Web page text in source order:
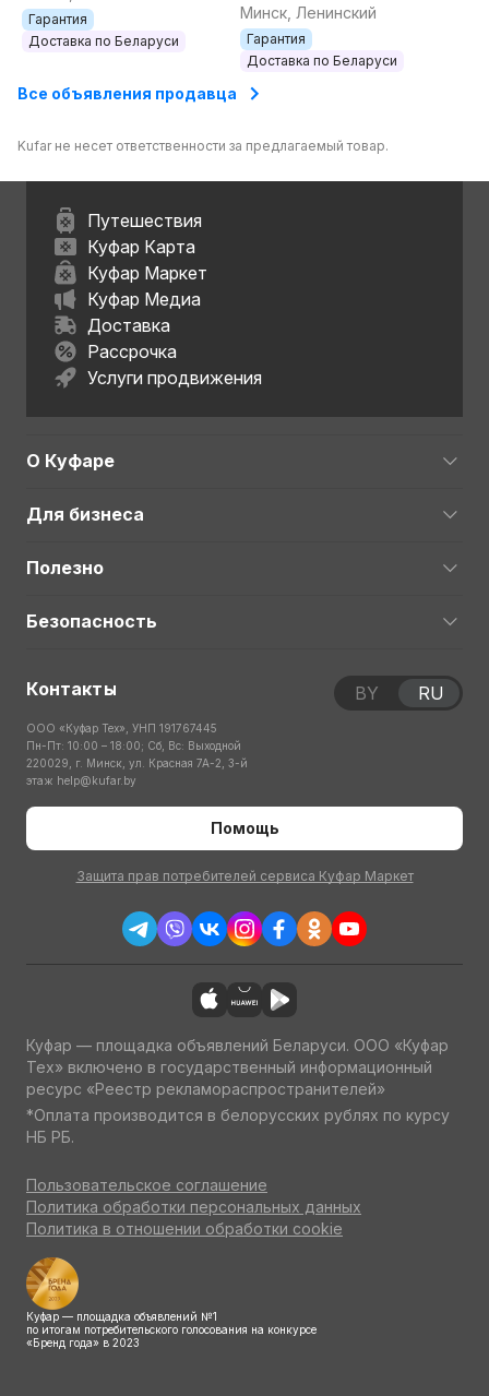
Гарантия
Доставка по Беларуси
Минск, Ленинский
Гарантия
Доставка по Беларуси
Все объявления продавца
Kufar не несет ответственности за предлагаемый товар.
Путешествия
Куфар Карта
Куфар Маркет
Куфар Медиа
Доставка
Рассрочка
Услуги продвижения
О Куфаре
Для бизнеса
Полезно
Безопасность
Контакты
ООО «Куфар Тех», УНП 191767445
Пн-Пт: 10:00 – 18:00; Сб, Вс: Выходной
220029, г. Минск, ул. Красная 7А-2, 3-й
этаж help@kufar.by
Помощь
Защита прав потребителей сервиса Куфар Маркет
BY RU
Куфар — площадка объявлений Беларуси. ООО «Куфар
Тех» включено в государственный информационный
ресурс «Реестр рекламораспространителей»
*Оплата производится в белорусских рублях по курсу
НБ РБ.
Пользовательское соглашение
Политика обработки персональных данных
Политика в отношении обработки cookie
Куфар — площадка объявлений №1
по итогам потребительского голосования на конкурсе
«Бренд года» в 2023